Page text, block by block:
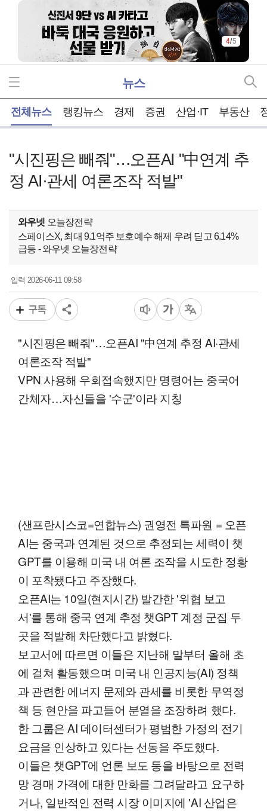
4/5
뉴스
전체뉴스 랭킹뉴스 경제 증권 산업·IT 부동산
"시진핑은 빼줘"…오픈AI "中연계 추
정 AI·관세 여론조작 적발"
와우넷 오늘장전략
스페이스X, 최대 9.1억주 보호예수 해제 우려 딛고 6.14%
급등 - 와우넷 오늘장전략
입력2026-06-11 09:58
구독
"시진핑은 빼줘"…오픈AI "中연계 추정 AI·관세
여론조작 적발"
VPN 사용해 우회접속했지만 명령어는 중국어
간체자…자신들을 '수군'이라 지칭
(샌프란시스코=연합뉴스) 권영전 특파원 = 오픈
AI는 중국과 연계된 것으로 추정되는 세력이 챗
GPT를 이용해 미국 내 여론 조작을 시도한 정황
이 포착됐다고 주장했다.
오픈AI는 10일(현지시간) 발간한 '위협 보고
서'를 통해 중국 연계 추정 챗GPT 계정 군집 두
곳을 적발해 차단했다고 밝혔다.
보고서에 따르면 이들은 지난해 말부터 올해 초
에 걸쳐 활동했으며 미국 내 인공지능(AI) 정책
과 관련한 에너지 문제와 관세를 비롯한 무역정
책 등 현안을 파고들어 분열을 조장하려 했다.
한 그룹은 AI 데이터센터가 평범한 가정의 전기
요금을 인상하고 있다는 선동을 주도했다.
이들은 챗GPT에 언론 보도 등을 바탕으로 전력
망 경매 가격에 대한 만화를 그려달라고 요구하
거나, 일반적인 전력 시장 이미지에 'AI 산업은